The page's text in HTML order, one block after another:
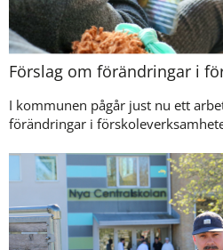
Förslag om förändringar i
I kommunen pågår just nu ett
förändringar i